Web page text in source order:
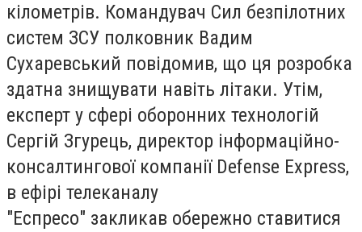
кілометрів. Командувач Сил безпілотних
систем ЗСУ полковник Вадим
Сухаревський повідомив, що ця розробка
здатна знищувати навіть літаки. Утім,
експерт у сфері оборонних технологій
Сергій Згурець, директор інформаційно-
консалтингової компанії Defense Express,
в ефірі телеканалу
"Еспресо" закликав обережно ставитися